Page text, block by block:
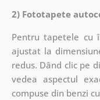
2) Fototapete
Pentru tapetele cu
ajustat la
redus. Dând clic pe
vedea aspectul
compuse din benzi